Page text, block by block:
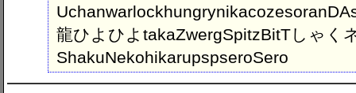
龍ひよひよtakaZwergSpitzBitTしゃく
ShakuNekohikarupspseroSero